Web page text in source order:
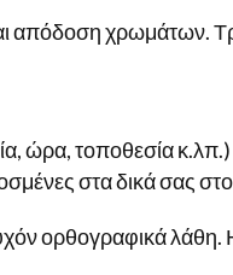
απόδοση χρωμάτων.
ώρα, τοποθεσία
στα δικά σας
ορθογραφικά